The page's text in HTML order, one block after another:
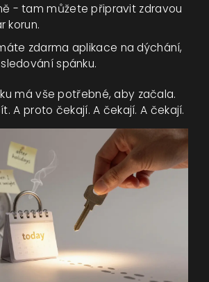
- tam můžete připravit zdravou
korun.
zdarma aplikace na dýchání,
spánku.
má vše potřebné, aby začala.
A proto čekají. A čekají. A čekají.